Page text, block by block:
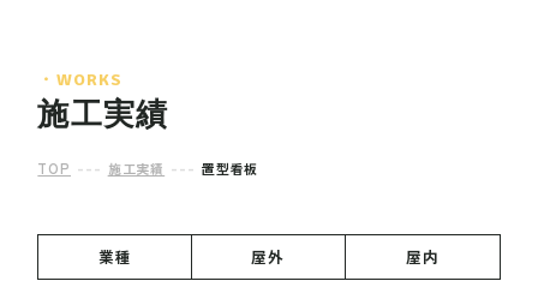
・WORKS
施工実績
TOP --- 施工実績 --- 置型看板
業種 屋外 屋内